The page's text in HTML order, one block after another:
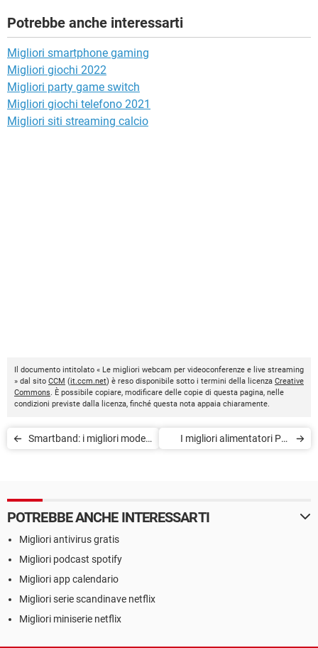
Potrebbe anche interessarti
Migliori smartphone gaming
Migliori giochi 2022
Migliori party game switch
Migliori giochi telefono 2021
Migliori siti streaming calcio
Il documento intitolato « Le migliori webcam per videoconferenze e live streaming
» dal sito CCM (it.ccm.net) è reso disponibile sotto i termini della licenza Creative
Commons . È possibile copiare, modificare delle copie di questa pagina, nelle
condizioni previste dalla licenza, finché questa nota appaia chiaramente.
Smartband: i migliori modelli
I migliori alimentatori PC:
POTREBBE ANCHE INTERESSARTI
Migliori antivirus gratis
Migliori podcast spotify
Migliori app calendario
Migliori serie scandinave netflix
Migliori miniserie netflix